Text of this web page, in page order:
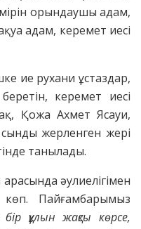
орындаушы адам,
адам, керемет иесі
ие рухани ұстаздар,
керемет иесі
Қожа Ахмет Ясауи,
жерленген жері
танылады.
әулиелігімен
Пайғамбарымыз
құлын жақсы көрсе,